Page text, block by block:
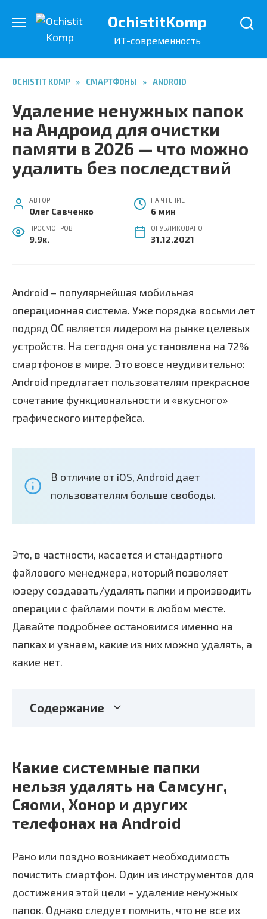
содержанию
OchistitKomp
ИТ-современность
OCHISTIT KOMP » СМАРТФОНЫ » ANDROID
Удаление ненужных папок
на Андроид для очистки
памяти в 2026 — что можно
удалить без последствий
АВТОР
Олег Савченко
НА ЧТЕНИЕ
6 мин
ПРОСМОТРОВ
9.9к.
ОПУБЛИКОВАНО
31.12.2021
Android – популярнейшая мобильная
операционная система. Уже порядка восьми лет
подряд ОС является лидером на рынке целевых
устройств. На сегодня она установлена на 72%
смартфонов в мире. Это вовсе неудивительно:
Android предлагает пользователям прекрасное
сочетание функциональности и «вкусного»
графического интерфейса.
В отличие от iOS, Android дает
пользователям больше свободы.
Это, в частности, касается и стандартного
файлового менеджера, который позволяет
юзеру создавать/удалять папки и производить
операции с файлами почти в любом месте.
Давайте подробнее остановимся именно на
папках и узнаем, какие из них можно удалять, а
какие нет.
Содержание
Какие системные папки
нельзя удалять на Самсунг,
Сяоми, Хонор и других
телефонах на Android
Рано или поздно возникает необходимость
почистить смартфон. Один из инструментов для
достижения этой цели – удаление ненужных
папок. Однако следует помнить, что не все их